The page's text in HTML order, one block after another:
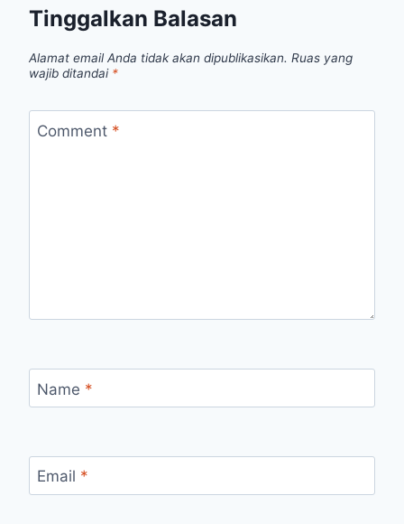
Tinggalkan Balasan
Alamat email Anda tidak akan dipublikasikan. Ruas yang
wajib ditandai *
Comment *
Name *
Email *